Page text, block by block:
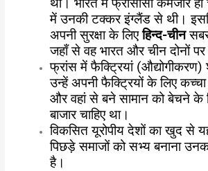
था। भारत में फ्रांसीसी कमजोर
में उनकी टक्कर इंग्लैंड से थी।
अपनी सुरक्षा के लिएहिन्द-चीन
जहाँ से वह भारत और चीन दोनों
फ्रांस में फैक्ट्रियां
उन्हें अपनी फैक्ट्रियों के लिए कच्चा
और वहां से बने सामान को बेचने के
बाजार चाहिए था।
विकसित यूरोपीय देशों का खुद से
पिछड़े समाजों को सभ्य बनाना
है।